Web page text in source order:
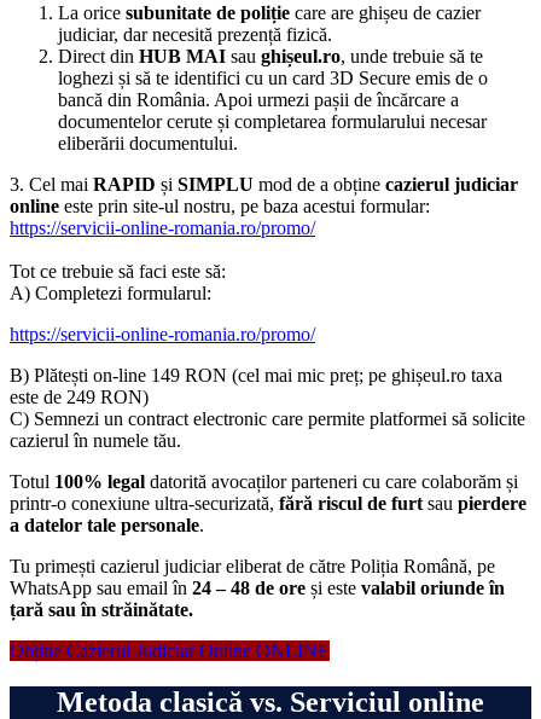
La orice subunitate de poliție care are ghișeu de cazier
judiciar, dar necesită prezență fizică.
Direct din HUB MAI sau ghișeul.ro, unde trebuie să te
loghezi și să te identifici cu un card 3D Secure emis de o
bancă din România. Apoi urmezi pașii de încărcare a
documentelor cerute și completarea formularului necesar
eliberării documentului.
3. Cel mai RAPID și SIMPLU mod de a obține cazierul judiciar
online este prin site-ul nostru, pe baza acestui formular:
https://servicii-online-romania.ro/promo/
Tot ce trebuie să faci este să:
A) Completezi formularul:
https://servicii-online-romania.ro/promo/
B) Plătești on-line 149 RON (cel mai mic preț; pe ghișeul.ro taxa
este de 249 RON)
C) Semnezi un contract electronic care permite platformei să solicite
cazierul în numele tău.
Totul 100% legal datorită avocaților parteneri cu care colaborăm și
printr-o conexiune ultra-securizată, fără riscul de furt sau pierdere
a datelor tale personale.
Tu primești cazierul judiciar eliberat de către Poliția Română, pe
WhatsApp sau email în 24 – 48 de ore și este valabil oriunde în
țară sau în străinătate.
Obține Cazierul Judiciar Online ONLINE
Metoda clasică vs. Serviciul online